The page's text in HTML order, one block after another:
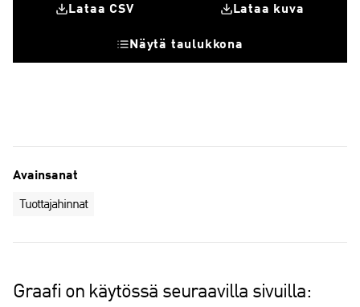
Lataa CSV Lataa kuva
Näytä taulukkona
Avainsanat
Tuottajahinnat
Graafi on käytössä seuraavilla sivuilla: